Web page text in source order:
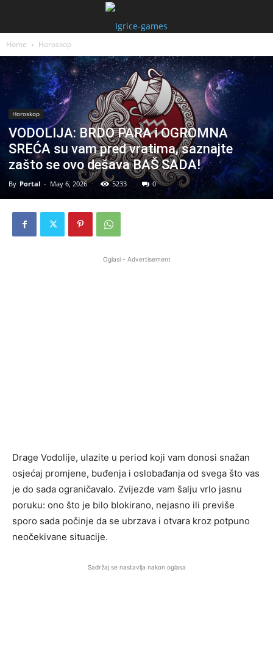
Home Horoskop
Horoskop
VODOLIJA: BRDO PARA i OGROMNA
SREĆA su vam pred vratima, saznajte
zašto se ovo dešava BAŠ SADA!
By Portal - May 6, 2026 5233 0
Oglasi - Advertisement
Drage Vodolije, ulazite u period koji vam donosi snažan
osjećaj promjene, buđenja i oslobađanja od svega što vas
je do sada ograničavalo. Zvijezde vam šalju vrlo jasnu
poruku: ono što je bilo blokirano, nejasno ili previše
sporo sada počinje da se ubrzava i otvara kroz potpuno
neočekivane situacije.
Sadržaj se nastavlja nakon oglasa